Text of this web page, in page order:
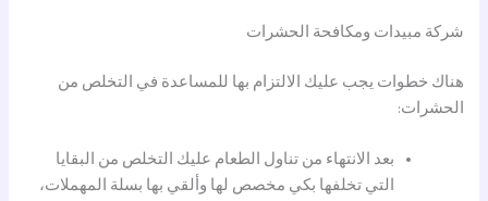
شركة مبيدات ومكافحة الحشرات
هناك خطوات يجب عليك الالتزام بها للمساعدة في التخلص من
الحشرات:
بعد الانتهاء من تناول الطعام عليك التخلص من البقايا
التي تخلفها بكي مخصص لها وألقي بها بسلة المهملات،